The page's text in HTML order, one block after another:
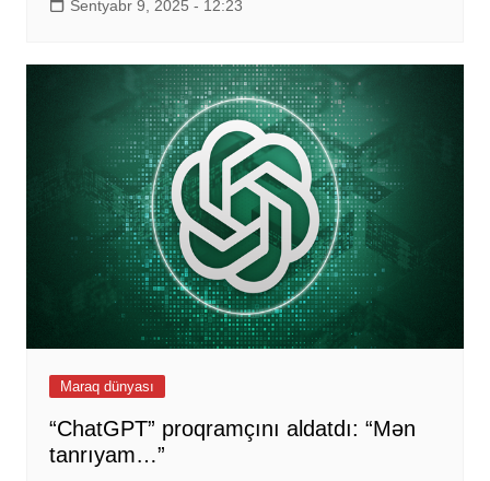
Sentyabr 9, 2025 - 12:23
Maraq dünyası
“ChatGPT” proqramçını aldatdı: “Mən
tanrıyam…”